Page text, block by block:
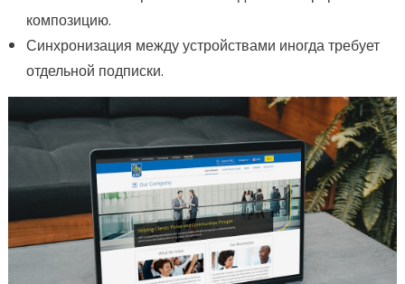
композицию.
Синхронизация между устройствами иногда требует
отдельной подписки.